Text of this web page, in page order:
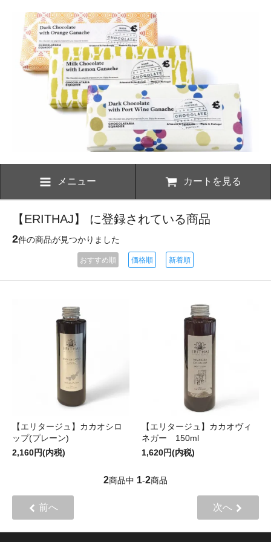
メニュー カートを見る
【ERITHAJ】 に登録されている商品
2件の商品が見つかりました
おすすめ順 価格順 新着順
【エリタージュ】カカオシロ
ップ(プレーン)
2,160円(内税)
【エリタージュ】カカオヴィ
ネガー 150ml
1,620円(内税)
2商品中 1-2商品
前へ 次へ